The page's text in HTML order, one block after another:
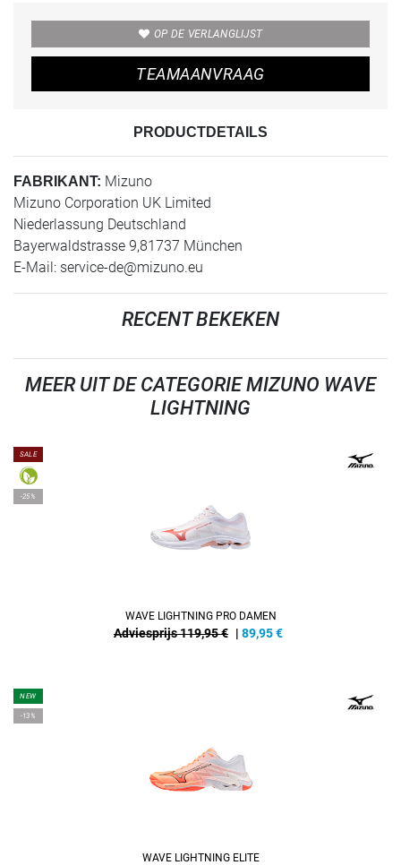
OP DE VERLANGLIJST
TEAMAANVRAAG
PRODUCTDETAILS
FABRIKANT: Mizuno
Mizuno Corporation UK Limited
Niederlassung Deutschland
Bayerwaldstrasse 9,81737 München
E-Mail: service-de@mizuno.eu
RECENT BEKEKEN
MEER UIT DE CATEGORIE MIZUNO WAVE
LIGHTNING
SALE
-25%
WAVE LIGHTNING PRO DAMEN
Adviesprijs 119,95 € | 89,95€
NEW
-13%
WAVE LIGHTNING ELITE